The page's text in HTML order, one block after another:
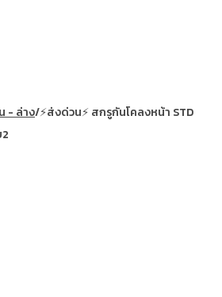
- ล่าง/⚡ส่งด่วน⚡ สกรูกันโคลงหน้า STD